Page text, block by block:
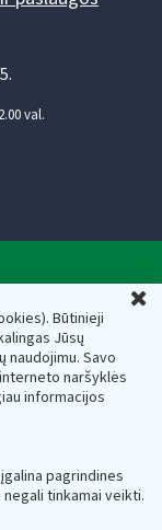
Būtinieji
Jūsų
naudojimu. Savo
naršyklės
informacijos
pagrindines
tinkamai veikti.
val.
el.paštas:
Lietuvos
Juridinių